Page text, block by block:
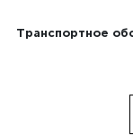
Транспортное